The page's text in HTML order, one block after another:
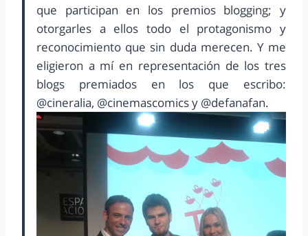
que participan en los premios blogging; y
otorgarles a ellos todo el protagonismo y
reconocimiento que sin duda merecen. Y me
eligieron a mí en representación de los tres
blogs premiados en los que escribo:
@cineralia, @cinemascomics y @defanafan.